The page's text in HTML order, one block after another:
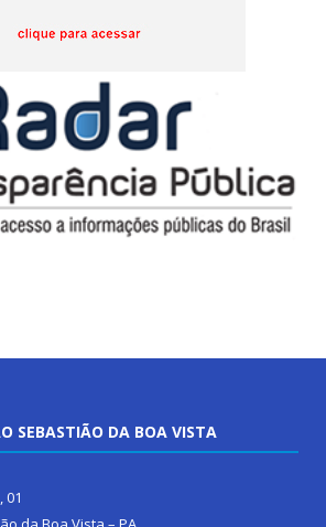
SEBASTIÃO DA BOA VISTA
01